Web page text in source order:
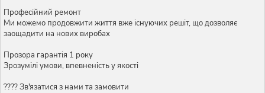
Професійний ремонт
Ми можемо продовжити життя вже існуючих решіт, що дозволяє
заощадити на нових виробах
Прозора гарантія 1 року
Зрозумілі умови, впевненість у якості
???? Зв'язатися з нами та замовити